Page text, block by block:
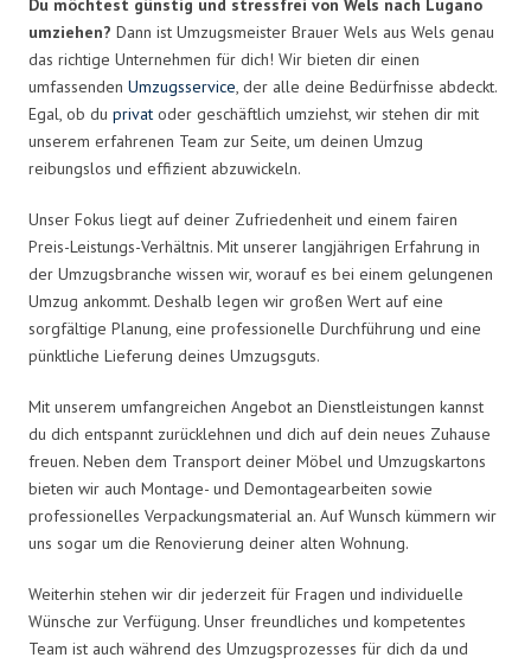
Du möchtest günstig und stressfrei von Wels nach Lugano
umziehen? Dann ist Umzugsmeister Brauer Wels aus Wels genau
das richtige Unternehmen für dich! Wir bieten dir einen
umfassenden Umzugsservice, der alle deine Bedürfnisse abdeckt.
Egal, ob du privat oder geschäftlich umziehst, wir stehen dir mit
unserem erfahrenen Team zur Seite, um deinen Umzug
reibungslos und effizient abzuwickeln.
Unser Fokus liegt auf deiner Zufriedenheit und einem fairen
Preis-Leistungs-Verhältnis. Mit unserer langjährigen Erfahrung in
der Umzugsbranche wissen wir, worauf es bei einem gelungenen
Umzug ankommt. Deshalb legen wir großen Wert auf eine
sorgfältige Planung, eine professionelle Durchführung und eine
pünktliche Lieferung deines Umzugsguts.
Mit unserem umfangreichen Angebot an Dienstleistungen kannst
du dich entspannt zurücklehnen und dich auf dein neues Zuhause
freuen. Neben dem Transport deiner Möbel und Umzugskartons
bieten wir auch Montage- und Demontagearbeiten sowie
professionelles Verpackungsmaterial an. Auf Wunsch kümmern wir
uns sogar um die Renovierung deiner alten Wohnung.
Weiterhin stehen wir dir jederzeit für Fragen und individuelle
Wünsche zur Verfügung. Unser freundliches und kompetentes
Team ist auch während des Umzugsprozesses für dich da und